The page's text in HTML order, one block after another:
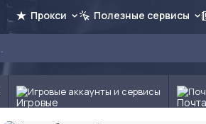
Прокси Полезные сервисы
Игровые аккаунты и сервисы